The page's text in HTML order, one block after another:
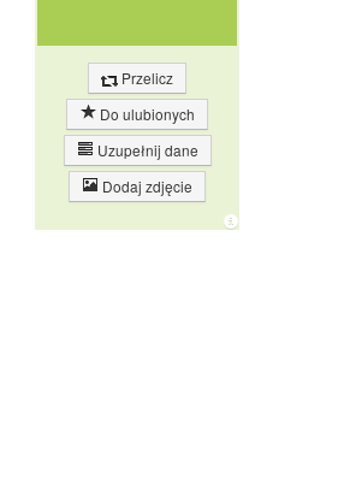
Przelicz
Do ulubionych
Uzupełnij dane
Dodaj zdjęcie